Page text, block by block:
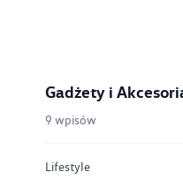
Gadżety i
9 wpisów
Lifestyle